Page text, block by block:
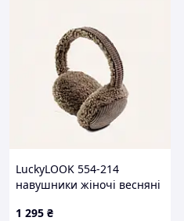
LuckyLOOK 554-214
навушники жіночі весняні
1 295 ₴